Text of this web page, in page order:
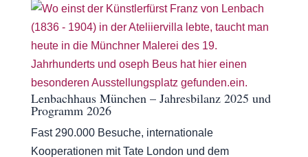
Lenbachhaus München – Jahresbilanz 2025 und
Programm 2026
Fast 290.000 Besuche, internationale
Kooperationen mit Tate London und dem